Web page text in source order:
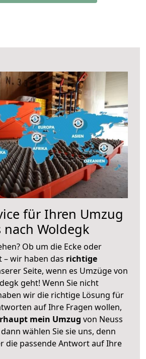
für Ihren Umzug
nach Woldegk
Ob um die Ecke oder
wir haben das richtige
Seite, wenn es Umzüge von
geht! Wenn Sie nicht
wir die richtige Lösung für
auf Ihre Fragen wollen,
mein Umzug von Neuss
wählen Sie sie uns, denn
die passende Antwort auf Ihre